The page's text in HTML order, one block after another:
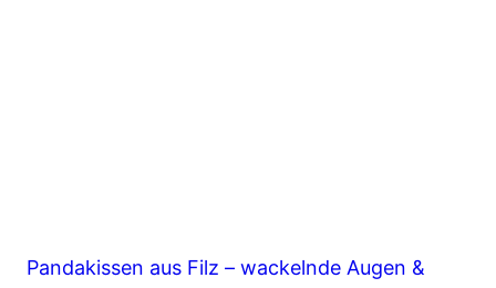
Pandakissen aus Filz – wackelnde Augen &